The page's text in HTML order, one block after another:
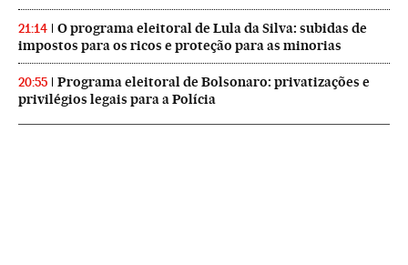
21:14
O programa eleitoral de Lula da Silva: subidas de
impostos para os ricos e proteção para as minorias
20:55
Programa eleitoral de Bolsonaro: privatizações e
privilégios legais para a Polícia